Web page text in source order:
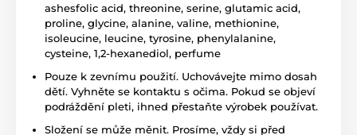
ashesfolic acid, threonine, serine, glutamic acid,
proline, glycine, alanine, valine, methionine,
isoleucine, leucine, tyrosine, phenylalanine,
cysteine, 1,2-hexanediol, perfume
Pouze k zevnímu použití. Uchovávejte mimo dosah
dětí. Vyhněte se kontaktu s očima. Pokud se objeví
podráždění pleti, ihned přestaňte výrobek používat.
Složení se může měnit. Prosíme, vždy si před